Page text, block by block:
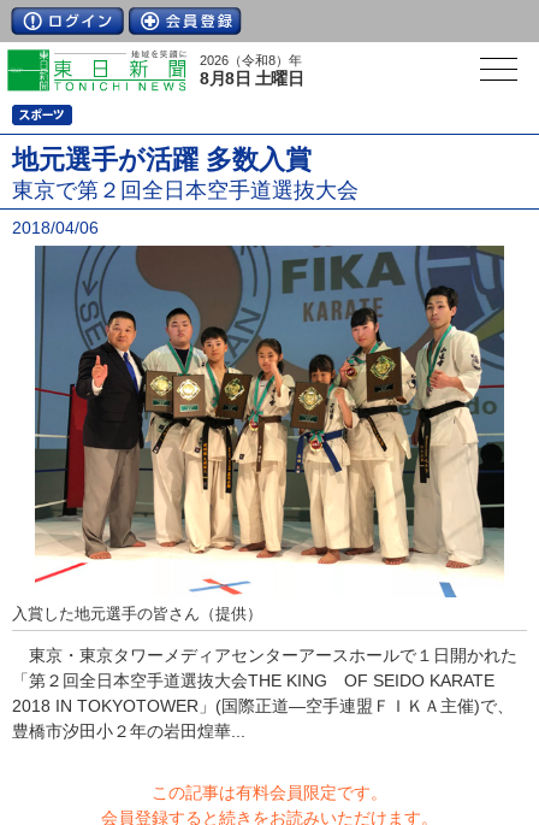
2026（令和8）年
8月8日 土曜日
地元選手が活躍 多数入賞
東京で第２回全日本空手道選抜大会
2018/04/06
入賞した地元選手の皆さん（提供）
東京・東京タワーメディアセンターアースホールで１日開かれた
「第２回全日本空手道選抜大会THE KING OF SEIDO KARATE
2018 IN TOKYOTOWER」(国際正道―空手連盟ＦＩＫＡ主催)で、
豊橋市汐田小２年の岩田煌華...
この記事は有料会員限定です。
会員登録すると続きをお読みいただけます。